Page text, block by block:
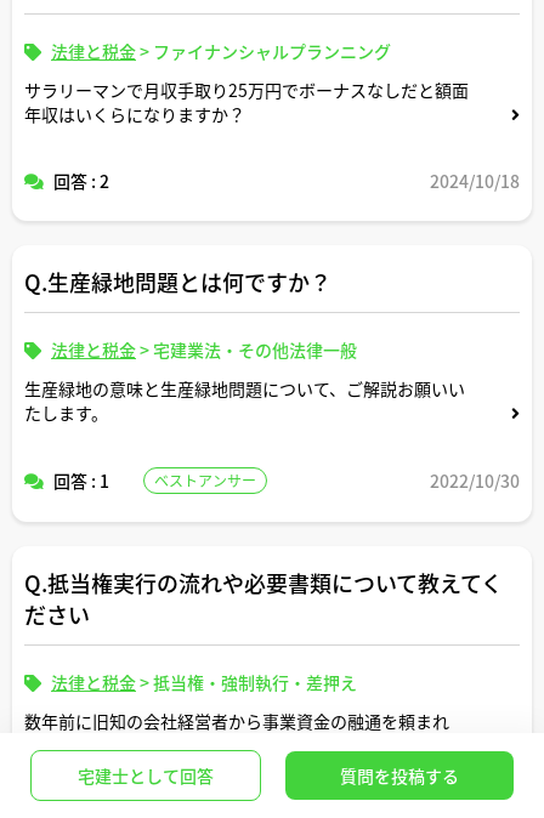
法律と税金> ファイナンシャルプランニング
サラリーマンで月収手取り25万円でボーナスなしだと額面
年収はいくらになりますか？
回答 : 2 2024/10/18
Q.生産緑地問題とは何ですか？
法律と税金>宅建業法・その他法律一般
生産緑地の意味と生産緑地問題について、ご解説お願いい
たします。
回答 : 1 ベストアンサー 2022/10/30
Q.抵当権実行の流れや必要書類について教えてく
ださい
法律と税金>抵当権・強制執行・差押え
数年前に旧知の会社経営者から事業資金の融通を頼まれ
て、彼が投資目的で保有するマンションを担保に3000万円
ほど貸しました。
宅建士として回答 質問を投稿する